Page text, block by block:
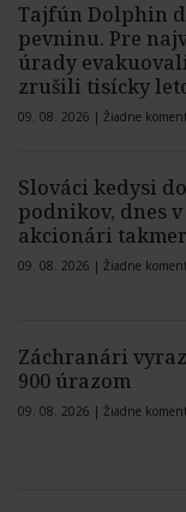
Tajfún Dolphin
pevninu. Pre
úrady
zrušili tisícky
09. 08. 2026 | Žiadne
Slováci kedysi
podnikov, dnes
akcionári
09. 08. 2026 | Žiadne
Záchranári
900 úrazom
09. 08. 2026 | Žiadne